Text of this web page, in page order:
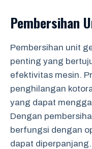
Pembersihan
Pembersihan unit
penting yang
efektivitas mesin.
penghilangan
yang dapat
Dengan
berfungsi dengan
dapat diperpanjang.